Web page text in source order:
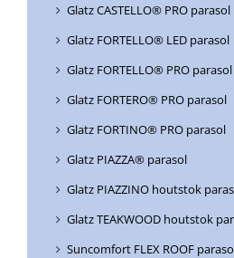
Glatz CASTELLO® PRO parasol
Glatz FORTELLO® LED parasol
Glatz FORTELLO® PRO parasol
Glatz FORTERO® PRO parasol
Glatz FORTINO® PRO parasol
Glatz PIAZZA® parasol
Glatz PIAZZINO houtstok
Glatz TEAKWOOD houtstok
Suncomfort FLEX ROOF